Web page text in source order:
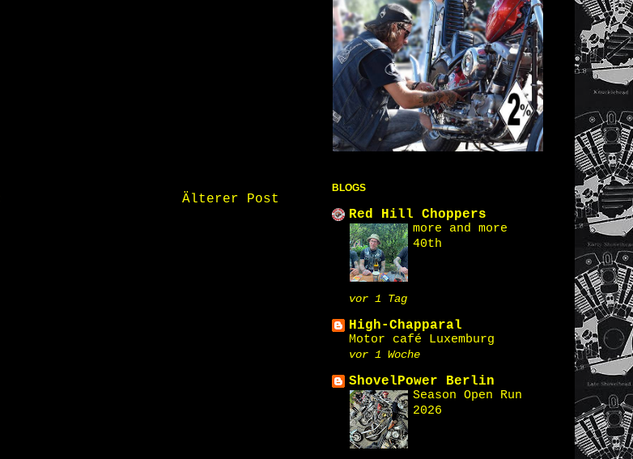
Älterer Post
BLOGS
Red Hill Choppers
more and more
40th
vor 1 Tag
High-Chapparal
Motor café Luxemburg
vor 1 Woche
ShovelPower Berlin
Season Open Run
2026